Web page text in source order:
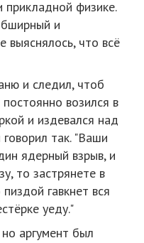
прикладной физике.
и
что всё
и следил, чтоб
возился в
и издевался над
так. "Ваши
ядерный взрыв, и
то застрянете в
гавкнет вся
уеду."
аргумент был